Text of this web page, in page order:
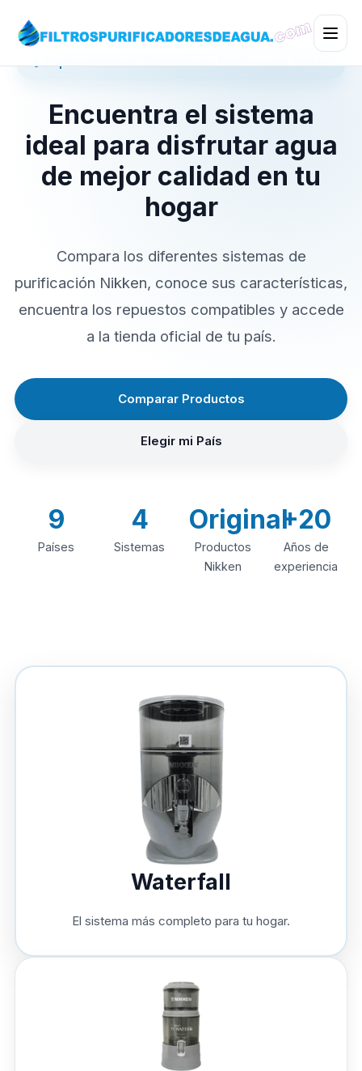
Encuentra el sistema
ideal para disfrutar agua
de mejor calidad en tu
hogar
Compara los diferentes sistemas de
purificación Nikken, conoce sus características,
encuentra los repuestos compatibles y accede
a la tienda oficial de tu país.
Comparar Productos
Elegir mi País
9
Países
4
Sistemas
Original
Productos
Nikken
+20
Años de
experiencia
Waterfall
El sistema más completo para tu hogar.